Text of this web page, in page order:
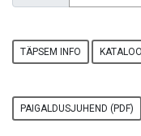
TÄPSEM INFO
PAIGALDUSJUHEND (PDF)